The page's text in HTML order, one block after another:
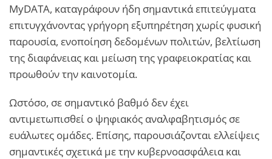
MyDATA, καταγράφουν ήδη σημαντικά επιτεύγματα
επιτυγχάνοντας γρήγορη εξυπηρέτηση χωρίς φυσική
παρουσία, ενοποίηση δεδομένων πολιτών, βελτίωση
της διαφάνειας και μείωση της γραφειοκρατίας και
προωθούν την καινοτομία.
Ωστόσο, σε σημαντικό βαθμό δεν έχει
αντιμετωπισθεί ο ψηφιακός αναλφαβητισμός σε
ευάλωτες ομάδες. Επίσης, παρουσιάζονται ελλείψεις
σημαντικές σχετικά με την κυβερνοασφάλεια και